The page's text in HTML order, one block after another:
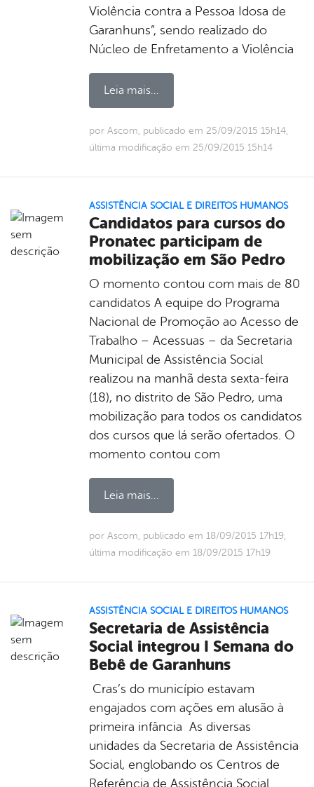
Violência contra a Pessoa Idosa de
Garanhuns”, sendo realizado do
Núcleo de Enfretamento a Violência
Leia mais...
por Ascom, publicado em 25/09/2015 15h14,
última modificação em 25/09/2015 15h14
ASSISTÊNCIA SOCIAL E DIREITOS HUMANOS
Candidatos para cursos do
Pronatec participam de
mobilização em São Pedro
O momento contou com mais de 80
candidatos A equipe do Programa
Nacional de Promoção ao Acesso de
Trabalho – Acessuas – da Secretaria
Municipal de Assistência Social
realizou na manhã desta sexta-feira
(18), no distrito de São Pedro, uma
mobilização para todos os candidatos
dos cursos que lá serão ofertados. O
momento contou com
Leia mais...
por Ascom, publicado em 18/09/2015 17h19,
última modificação em 18/09/2015 17h19
ASSISTÊNCIA SOCIAL E DIREITOS HUMANOS
Secretaria de Assistência
Social integrou I Semana do
Bebê de Garanhuns
Cras’s do município estavam
engajados com ações em alusão à
primeira infância As diversas
unidades da Secretaria de Assistência
Social, englobando os Centros de
Referência de Assistência Social